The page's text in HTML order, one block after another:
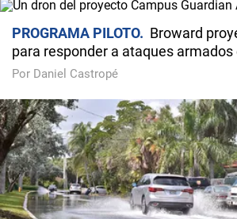
PROGRAMA PILOTO
Broward
para responder a ataques
Por Daniel Castropé